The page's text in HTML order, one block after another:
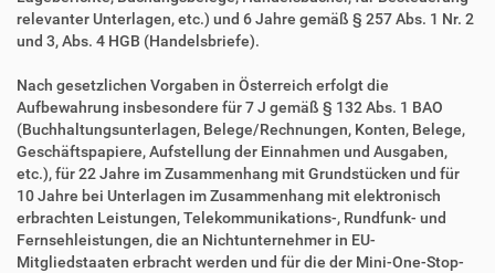
relevanter Unterlagen, etc.) und 6 Jahre gemäß § 257 Abs. 1 Nr. 2
und 3, Abs. 4 HGB (Handelsbriefe).
Nach gesetzlichen Vorgaben in Österreich erfolgt die
Aufbewahrung insbesondere für 7 J gemäß § 132 Abs. 1 BAO
(Buchhaltungsunterlagen, Belege/Rechnungen, Konten, Belege,
Geschäftspapiere, Aufstellung der Einnahmen und Ausgaben,
etc.), für 22 Jahre im Zusammenhang mit Grundstücken und für
10 Jahre bei Unterlagen im Zusammenhang mit elektronisch
erbrachten Leistungen, Telekommunikations-, Rundfunk- und
Fernsehleistungen, die an Nichtunternehmer in EU-
Mitgliedstaaten erbracht werden und für die der Mini-One-Stop-